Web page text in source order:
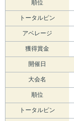
順位
トータルピン
アベレージ
獲得賞金
開催日
大会名
順位
トータルピン